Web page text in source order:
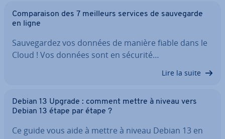
Com­pa­rai­son des 7 meilleurs services de sau­ve­garde
en ligne
Sau­ve­gar­dez vos données de manière fiable dans le
Cloud ! Vos données sont en sécurité…
Lire la suite
Debian 13 Upgrade : comment mettre à niveau vers
Debian 13 étape par étape ?
Ce guide vous aide à mettre à niveau Debian 13 en